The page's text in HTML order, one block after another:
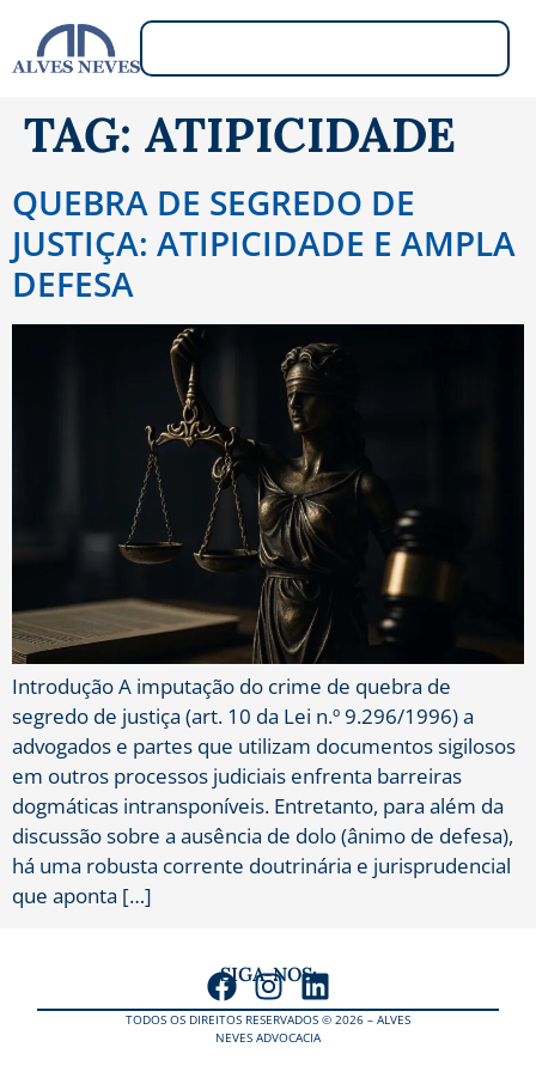
TAG: ATIPICIDADE
QUEBRA DE SEGREDO DE
JUSTIÇA: ATIPICIDADE E AMPLA
DEFESA
Introdução A imputação do crime de quebra de
segredo de justiça (art. 10 da Lei n.º 9.296/1996) a
advogados e partes que utilizam documentos sigilosos
em outros processos judiciais enfrenta barreiras
dogmáticas intransponíveis. Entretanto, para além da
discussão sobre a ausência de dolo (ânimo de defesa),
há uma robusta corrente doutrinária e jurisprudencial
que aponta […]
SIGA-NOS:
TODOS OS DIREITOS RESERVADOS © 2026 – ALVES
NEVES ADVOCACIA